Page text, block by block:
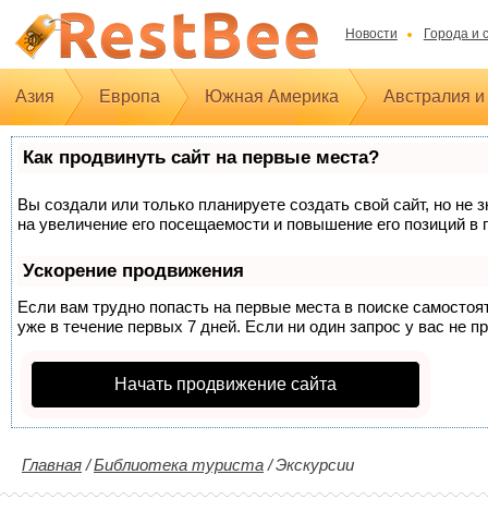
Новости Города и
Азия Европа Южная Америка Австралия
Как продвинуть сайт на первые места?
Вы создали или только планируете создать свой сайт, но
на увеличение его посещаемости и повышение его позиций в
Ускорение продвижения
Если вам трудно попасть на первые места в поиске
уже в течение первых 7 дней. Если ни один запрос у вас не
Начать продвижение сайта
Главная /Библиотека туриста /Экскурсии